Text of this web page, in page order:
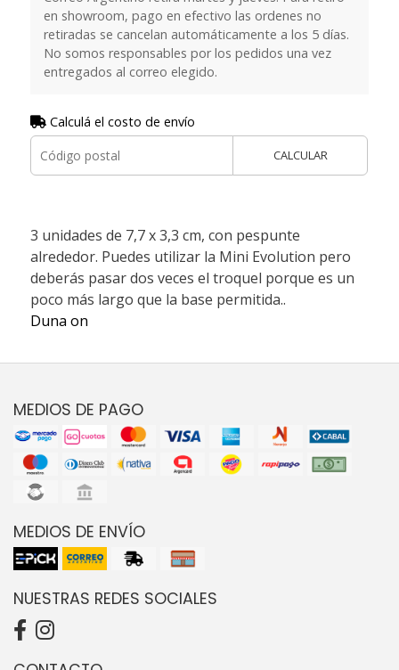
en showroom, pago en efectivo las ordenes no
retiradas se cancelan automáticamente a los 5 días.
No somos responsables por los pedidos una vez
entregados al correo elegido.
Calculá el costo de envío
CALCULAR
3 unidades de 7,7 x 3,3 cm, con pespunte
alrededor. Puedes utilizar la Mini Evolution pero
deberás pasar dos veces el troquel porque es un
poco más largo que la base permitida..
Duna on
MEDIOS DE PAGO
MEDIOS DE ENVÍO
NUESTRAS REDES SOCIALES